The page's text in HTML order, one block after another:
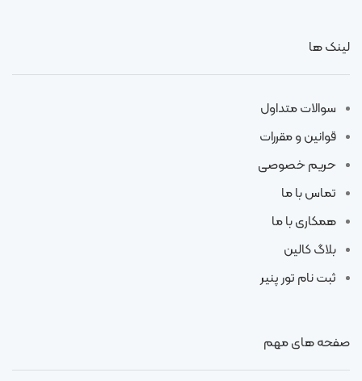
لینک ها
سوالات متداول
قوانین و مقررات
حریم خصوصی
تماس با ما
همکاری با ما
بلاگ کالین
ثبت نام تور پنیر
صفحه های مهم